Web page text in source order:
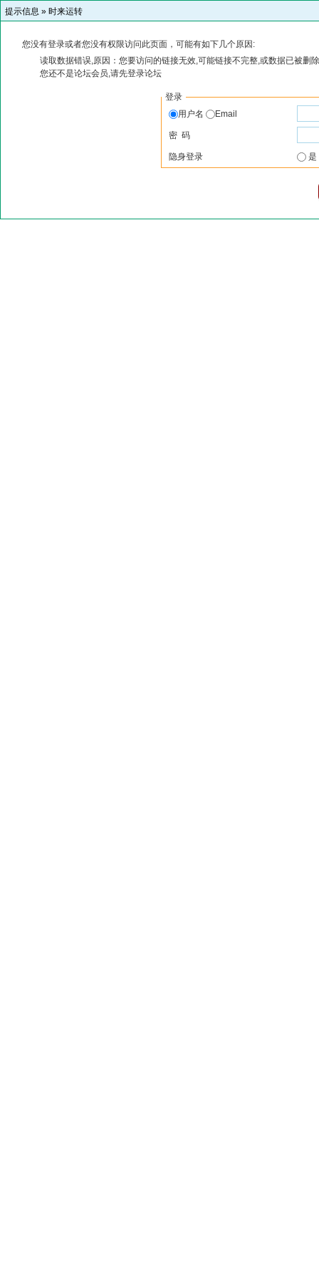
提示信息 » 时来运转
您没有登录或者您没有权限访问此页面，可能有如下几个原因:
读取数据错误,原因：您要访问的链接无效,可能链接不完整,或数据已被删
您还不是论坛会员,请先登录论坛
登录
用户名
Email
密 码
隐身登录